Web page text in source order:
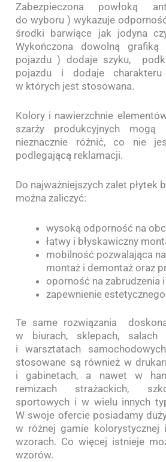
Zabezpieczona powłoką
do wyboru ) wykazuje
środki barwiące jak jodyna
Wykończona dowolną
pojazdu ) dodaje szyku,
pojazdu i dodaje charakteru
w których jest stosowana.
Kolory i nawierzchnie
szarży produkcyjnych
nieznacznie różnić, co nie
podlegającą reklamacji.
Do najważniejszych zalet płytek
można zaliczyć:
wysoką odporność na
łatwy i błyskawiczny
mobilność pozwalająca
montaż i demontaż oraz
oporność na zabrudzenia
zapewnienie
Te same rozwiązania
w biurach, sklepach,
i warsztatach
stosowane są również w
i gabinetach, a nawet w
remizach strażackich,
sportowych i w wielu innych
W swoje ofercie posiadamy
w różnej gamie kolorystycznej
wzorach. Co więcej istnieje
wzorów.